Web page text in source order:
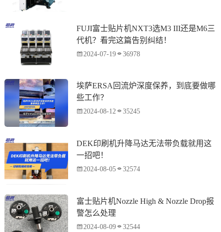
FUJI富士贴片机NXT3选M3 III还是M6三
代机？看完这篇告别纠结！
2024-07-19 36978
埃萨ERSA回流炉深度保养，到底要做哪
些工作？
2024-08-12 35245
DEK印刷机升降马达无法带负载就用这
一招吧！
2024-08-05 32574
富士贴片机Nozzle High & Nozzle Drop报
警怎么处理
2024-08-09 32544